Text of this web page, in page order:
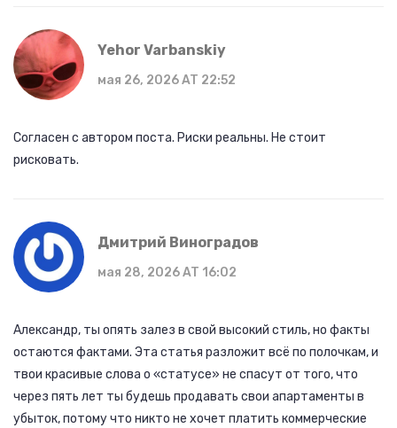
Yehor Varbanskiy
мая 26, 2026 AT 22:52
Согласен с автором поста. Риски реальны. Не стоит
рисковать.
Дмитрий Виноградов
мая 28, 2026 AT 16:02
Александр, ты опять залез в свой высокий стиль, но факты
остаются фактами. Эта статья разложит всё по полочкам, и
твои красивые слова о «статусе» не спасут от того, что
через пять лет ты будешь продавать свои апартаменты в
убыток, потому что никто не хочет платить коммерческие